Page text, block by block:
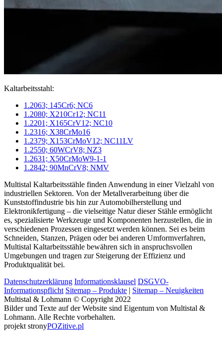
Kaltarbeitsstahl:
1.2063; 145Cr6; NC6
1.2080; X210Cr12; NC11
1.2201; X165CrV12; NC10
1.2316; X38CrMo16
1.2379; X153CrMoV12; NC11LV
1.2550; 60WCrV8; NZ3
1.2631; X50CrMoW9-1-1
1.2842; 90MnCrV8; NMV
Multistal Kaltarbeitsstähle finden Anwendung in einer Vielzahl von
industriellen Sektoren. Von der Metallverarbeitung über die
Kunststoffindustrie bis hin zur Automobilherstellung und
Elektronikfertigung – die vielseitige Natur dieser Stähle ermöglicht
es, spezialisierte Werkzeuge und Komponenten herzustellen, die in
verschiedenen Prozessen eingesetzt werden können. Sei es beim
Schneiden, Stanzen, Prägen oder bei anderen Umformverfahren,
Multistal Kaltarbeitsstähle bewähren sich in anspruchsvollen
Umgebungen und tragen zur Steigerung der Effizienz und
Produktqualität bei.
Datenschutzerklärung Informationsklausel DSGVO-
Informationspflicht Sitemap – Produkte | Sitemap – Neuigkeiten
Multistal & Lohmann © Copyright 2022
Bilder und Texte auf der Website sind Eigentum von Multistal &
Lohmann. Alle Rechte vorbehalten.
projekt stronyPOZitive.pl